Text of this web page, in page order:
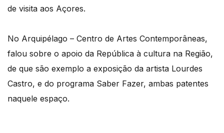
de visita aos Açores.
No Arquipélago – Centro de Artes Contemporâneas,
falou sobre o apoio da República à cultura na Região,
de que são exemplo a exposição da artista Lourdes
Castro, e do programa Saber Fazer, ambas patentes
naquele espaço.